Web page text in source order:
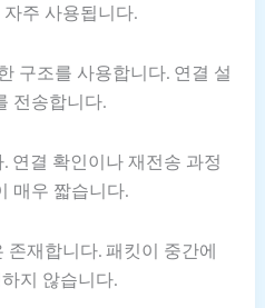
주 사용됩니다.
구조를 사용합니다. 연결 설
전송합니다.
연결 확인이나 재전송 과정
매우 짧습니다.
재합니다. 패킷이 중간에
지 않습니다.